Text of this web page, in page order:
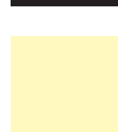
o
: